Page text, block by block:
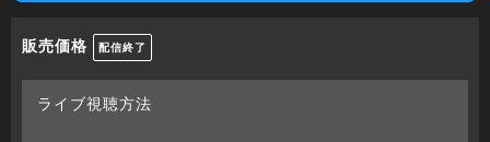
販売価格 配信終了
ライブ視聴方法